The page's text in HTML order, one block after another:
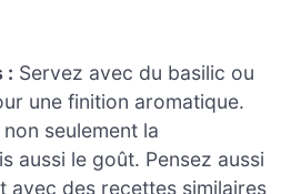
: Servez avec du basilic ou
une finition aromatique.
seulement la
aussi le goût. Pensez aussi
avec des recettes similaires